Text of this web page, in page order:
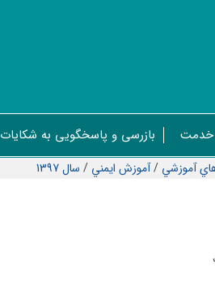
خدمت بازرسی و پاسخگویی به شکایات
آموزشي /آموزش ايمني / سال 1397